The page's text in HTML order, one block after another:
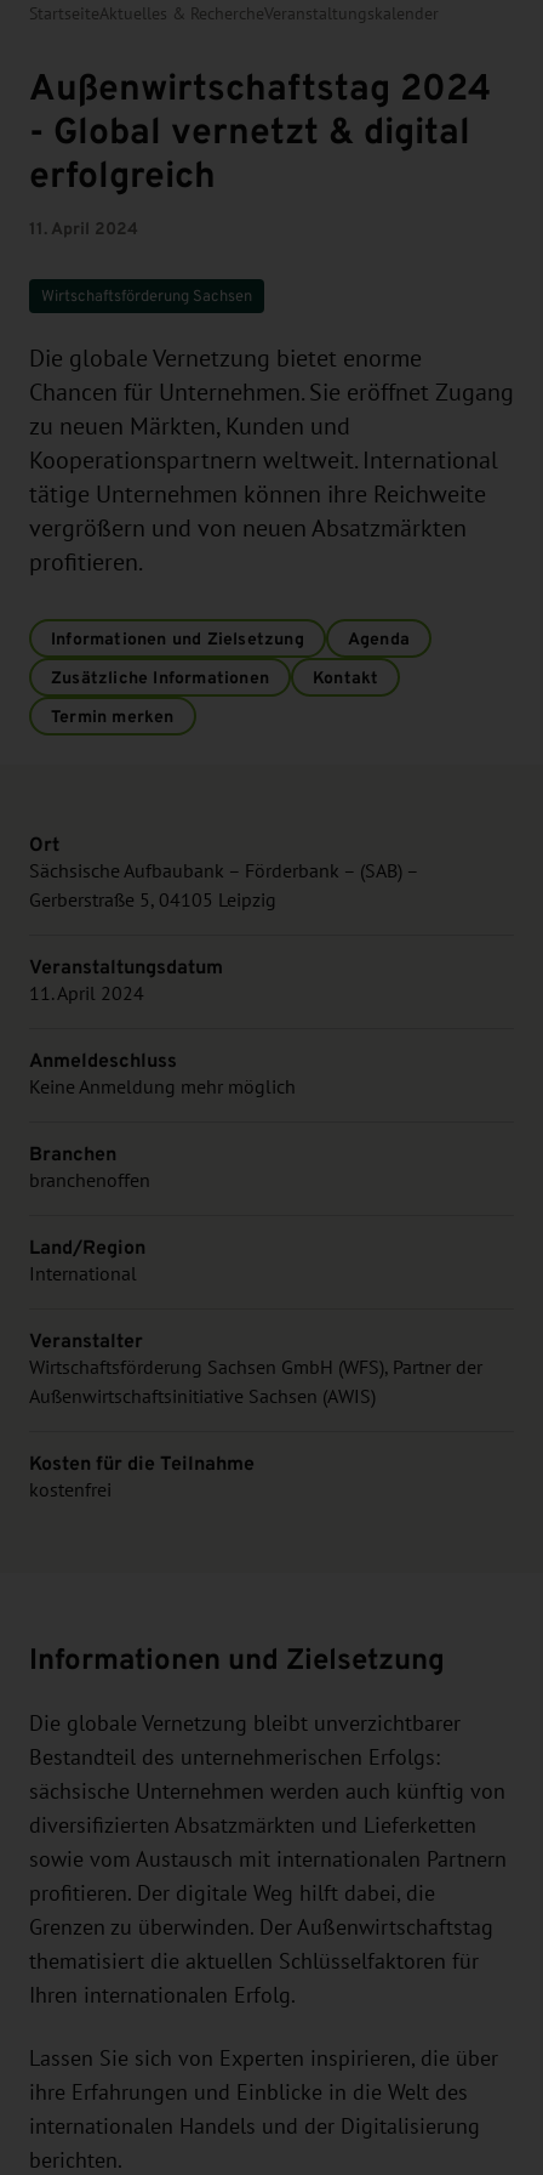
StartseiteAktuelles & RechercheVeranstaltungskalender
Außenwirtschaftstag 2024
- Global vernetzt & digital
erfolgreich
11. April 2024
Wirtschaftsförderung Sachsen
Die globale Vernetzung bietet enorme
Chancen für Unternehmen. Sie eröffnet Zugang
zu neuen Märkten, Kunden und
Kooperationspartnern weltweit. International
tätige Unternehmen können ihre Reichweite
vergrößern und von neuen Absatzmärkten
profitieren.
Informationen und Zielsetzung
Agenda
Zusätzliche Informationen
Kontakt
Termin merken
Ort
Sächsische Aufbaubank – Förderbank – (SAB) –
Gerberstraße 5, 04105 Leipzig
Veranstaltungsdatum
11. April 2024
Anmeldeschluss
Keine Anmeldung mehr möglich
Branchen
branchenoffen
Land/Region
International
Veranstalter
Wirtschaftsförderung Sachsen GmbH (WFS), Partner der
Außenwirtschaftsinitiative Sachsen (AWIS)
Kosten für die Teilnahme
kostenfrei
Informationen und Zielsetzung
Die globale Vernetzung bleibt unverzichtbarer
Bestandteil des unternehmerischen Erfolgs:
sächsische Unternehmen werden auch künftig von
diversifizierten Absatzmärkten und Lieferketten
sowie vom Austausch mit internationalen Partnern
profitieren. Der digitale Weg hilft dabei, die
Grenzen zu überwinden. Der Außenwirtschaftstag
thematisiert die aktuellen Schlüsselfaktoren für
Ihren internationalen Erfolg.
Lassen Sie sich von Experten inspirieren, die über
ihre Erfahrungen und Einblicke in die Welt des
internationalen Handels und der Digitalisierung
berichten.